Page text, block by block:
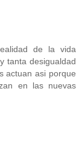
de la vida
tanta desigualdad
actuan asi porque
en las nuevas